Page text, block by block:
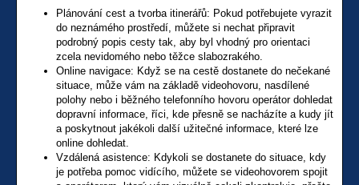
Plánování cest a tvorba itinerářů: Pokud potřebujete vyrazit
do neznámého prostředí, můžete si nechat připravit
podrobný popis cesty tak, aby byl vhodný pro orientaci
zcela nevidomého nebo těžce slabozrakého.
Online navigace: Když se na cestě dostanete do nečekané
situace, může vám na základě videohovoru, nasdílené
polohy nebo i běžného telefonního hovoru operátor dohledat
dopravní informace, říci, kde přesně se nacházíte a kudy jít
a poskytnout jakékoli další užitečné informace, které lze
online dohledat.
Vzdálená asistence: Kdykoli se dostanete do situace, kdy
je potřeba pomoc vidícího, můžete se videohovorem spojit